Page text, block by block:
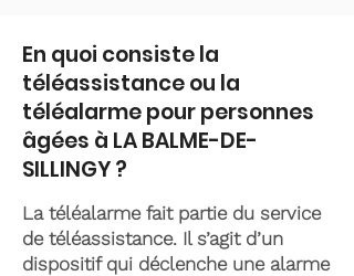
En quoi consiste la
téléassistance ou la
téléalarme pour personnes
âgées à LA BALME-DE-
SILLINGY ?
La téléalarme fait partie du service
de téléassistance. Il s’agit d’un
dispositif qui déclenche une alarme